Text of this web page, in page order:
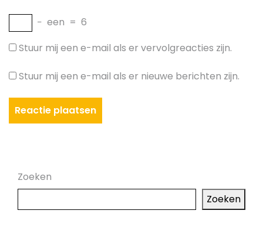
− een = 6
Stuur mij een e-mail als er vervolgreacties zijn.
Stuur mij een e-mail als er nieuwe berichten zijn.
Zoeken
Zoeken